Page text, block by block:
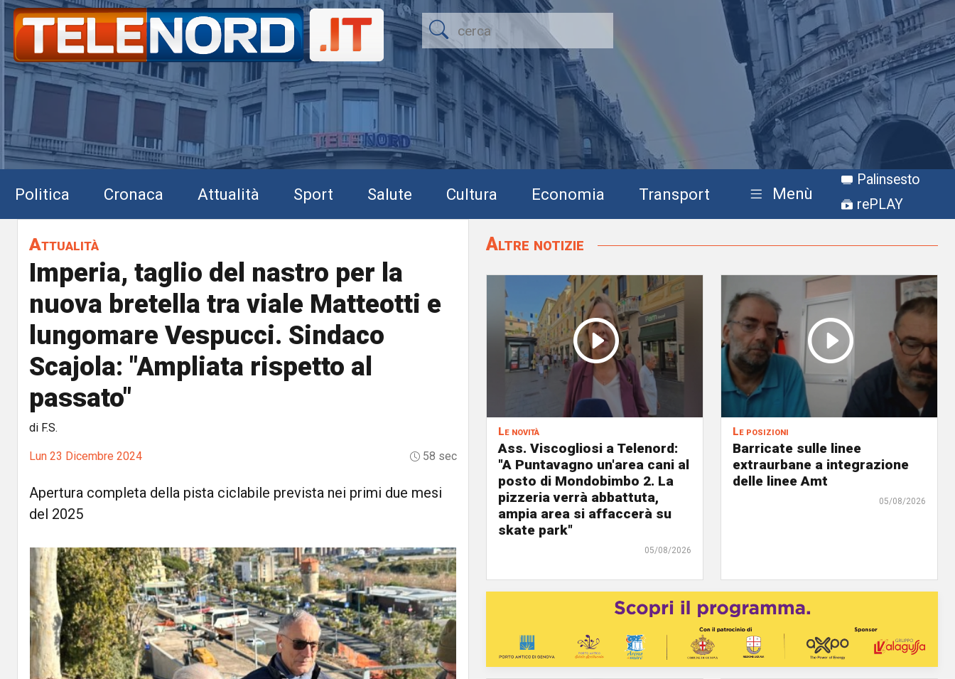
Politica Cronaca Attualità Sport Salute Cultura Economia Transport Menù
Palinsesto
rePLAY
Attualità
Imperia, taglio del nastro per la
nuova bretella tra viale Matteotti e
lungomare Vespucci. Sindaco
Scajola: "Ampliata rispetto al
passato"
di F.S.
Lun 23 Dicembre 2024 58 sec
Apertura completa della pista ciclabile prevista nei primi due mesi
del 2025
Altre notizie
Le novità
Ass. Viscogliosi a Telenord:
"A Puntavagno un'area cani al
posto di Mondobimbo 2. La
pizzeria verrà abbattuta,
ampia area si affaccerà su
skate park"
05/08/2026
Le posizioni
Barricate sulle linee
extraurbane a integrazione
delle linee Amt
05/08/2026